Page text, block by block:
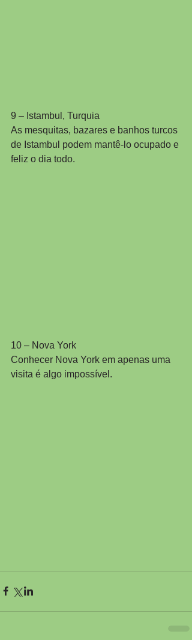
9 – Istambul, Turquia
As mesquitas, bazares e banhos turcos
de Istambul podem mantê-lo ocupado e
feliz o dia todo.
10 – Nova York
Conhecer Nova York em apenas uma
visita é algo impossível.